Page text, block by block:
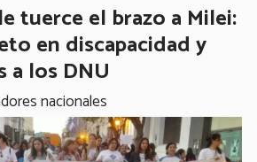
tuerce el brazo a Milei:
en discapacidad y
a los DNU
nacionales